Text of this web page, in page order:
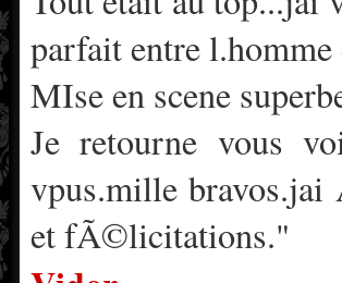
parfait entre l.homme
MIse en scene
Je retourne vous
vpus.mille
et fÃ©licitations."